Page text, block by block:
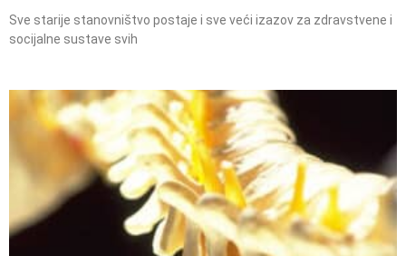
Sve starije stanovništvo postaje i sve veći izazov za zdravstvene i
socijalne sustave svih